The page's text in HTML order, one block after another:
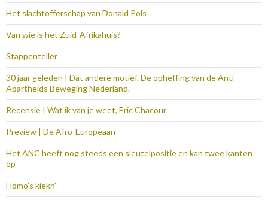
Het slachtofferschap van Donald Pols
Van wie is het Zuid-Afrikahuis?
Stappenteller
30 jaar geleden | Dat andere motief. De opheffing van de Anti
Apartheids Beweging Nederland.
Recensie | Wat ik van je weet, Eric Chacour
Preview | De Afro-Europeaan
Het ANC heeft nog steeds een sleutelpositie en kan twee kanten
op
Homo’s kiekn’